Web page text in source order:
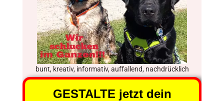
bunt, kreativ, informativ, auffallend, nachdrücklich
GESTALTE jetzt dein